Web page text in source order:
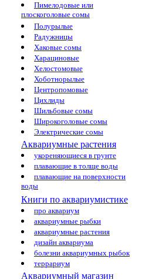
Пимелодовые или
плоскоголовые сомы
Полурылые
Радужницы
Хаковые сомы
Харациновые
Хелостомовые
Хоботнорылые
Центропомовые
Цихлиды
Шильбовые сомы
Широкоголовые сомы
Электрические сомы
Аквариумные растения
укореняющиеся в грунте
плавающие в толще воды
плавающие на поверхности
воды
Книги по аквариумистике
про аквариум
аквариумные рыбки
аквариумные растения
дизайн аквариума
болезни аквариумных рыбок
террариум
Аквариумный магазин